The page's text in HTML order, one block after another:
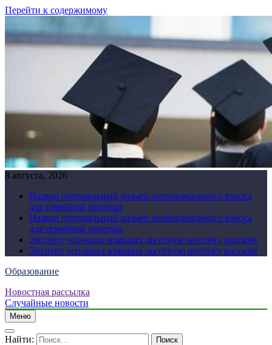
Перейти к содержимому
8 августа, 2026
Назван оптимальный размер первоначального взноса
для семейной ипотеки
Назван оптимальный размер первоначального взноса
для семейной ипотеки
Эксперт успокоил взявших льготную ипотеку россиян
Эксперт успокоил взявших льготную ипотеку россиян
Образование
Новостная рассылка
Случайные новости
Меню
Найти: